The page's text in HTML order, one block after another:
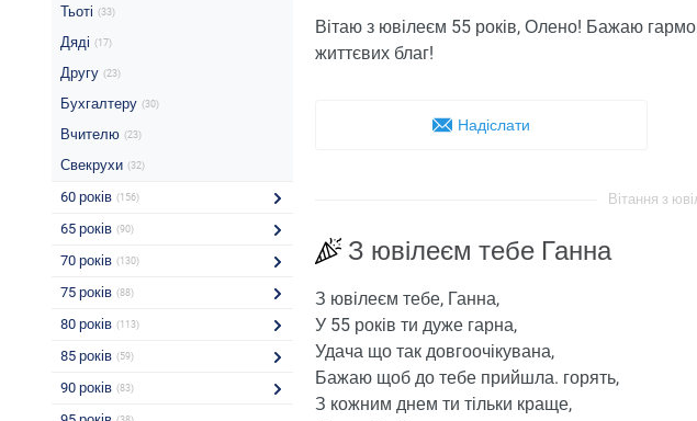
Тьоті (33)
Дяді (17)
Другу (23)
Бухгалтеру (30)
Вчителю (23)
Свекрухи (32)
60 років (156)
65 років (90)
70 років (130)
75 років (88)
80 років (113)
85 років (59)
90 років (83)
Вітаю з ювілеєм 55 років, Олено! Бажаю
життєвих благ!
Надіслати
Вітання з
З ювілеєм тебе Ганна
З ювілеєм тебе, Ганна,
У 55 років ти дуже гарна,
Удача що так довгоочікувана,
Бажаю щоб до тебе прийшла. горять,
З кожним днем ​​ти тільки краще,